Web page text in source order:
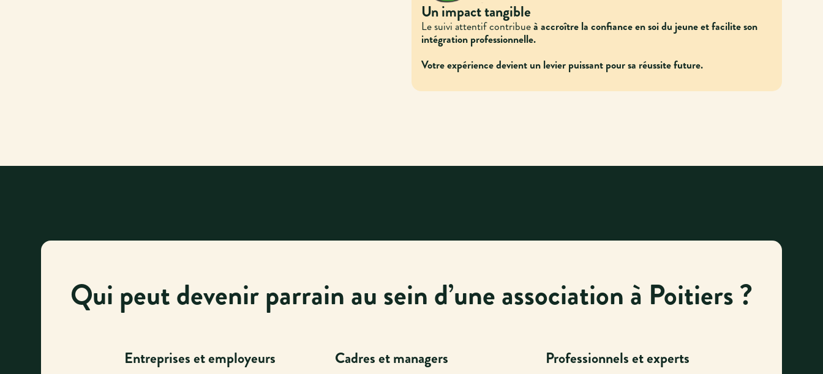
Un impact tangible
Le suivi attentif contribueà accroître la confiance en soi du jeune et facilite son
intégration professionnelle.
Votre expérience devient un levier puissant pour sa réussite future.
Qui peut devenir parrain au sein d’une association à Poitiers ?
Entreprises et employeurs Cadres et managers Professionnels et experts